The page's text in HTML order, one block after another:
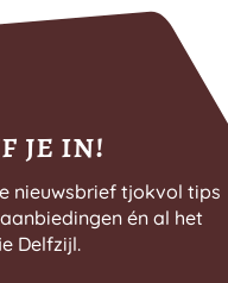
je in!
nieuwsbrief tjokvol tips
én al het
Delfzijl.